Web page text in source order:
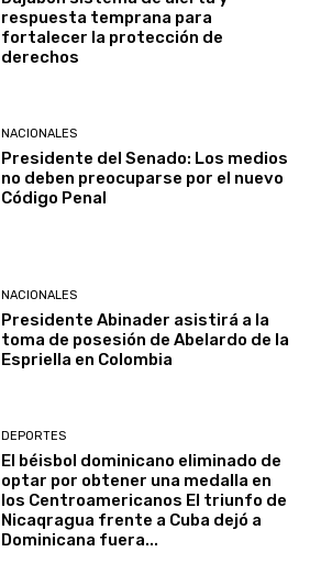
respuesta temprana para
fortalecer la protección de
derechos
NACIONALES
Presidente del Senado: Los medios
no deben preocuparse por el nuevo
Código Penal
NACIONALES
Presidente Abinader asistirá a la
toma de posesión de Abelardo de la
Espriella en Colombia
DEPORTES
El béisbol dominicano eliminado de
optar por obtener una medalla en
los Centroamericanos El triunfo de
Nicaqragua frente a Cuba dejó a
Dominicana fuera...